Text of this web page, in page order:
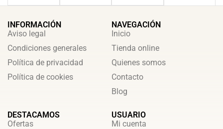
INFORMACIÓN
Aviso legal
Condiciones generales
Política de privacidad
Política de cookies
NAVEGACIÓN
Inicio
Tienda online
Quienes somos
Contacto
Blog
DESTACAMOS
Ofertas
USUARIO
Mi cuenta